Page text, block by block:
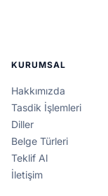
KURUMSAL
Hakkımızda
Tasdik İşlemleri
Diller
Belge Türleri
Teklif Al
İletişim